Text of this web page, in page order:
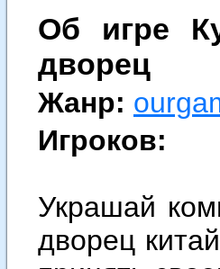
Об игре
дворец
Жанр:
Игроков:
Украшай
дворец